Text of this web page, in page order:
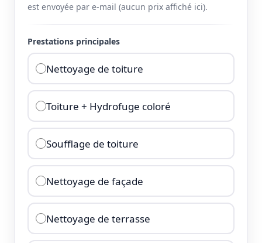
est envoyée par e-mail (aucun prix affiché ici).
Prestations principales
Nettoyage de toiture
Toiture + Hydrofuge coloré
Soufflage de toiture
Nettoyage de façade
Nettoyage de terrasse